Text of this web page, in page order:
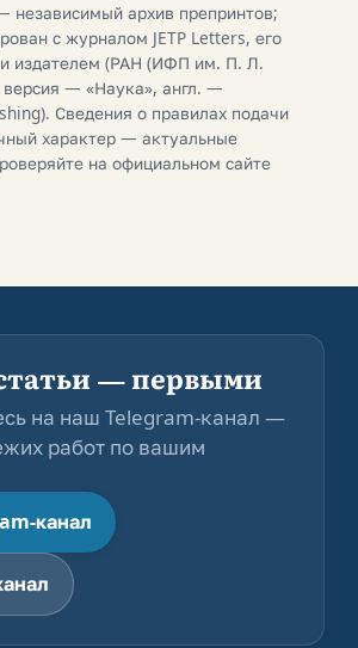
независимый архив препринтов;
с журналом JETP Letters, его
издателем (РАН (ИФП им. П. Л.
— «Наука», англ. —
Сведения о правилах подачи
характер — актуальные
на официальном сайте
— первыми
на наш Telegram-канал —
работ по вашим
канал